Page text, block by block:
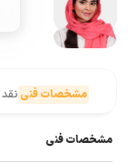
مشخصات فنی
مشخصات فنی